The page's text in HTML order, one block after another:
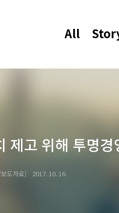
All
고 위해 투명경
도자료 2017. 10. 16.